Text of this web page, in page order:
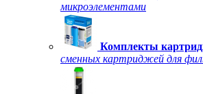
микроэлементами
Комплекты
сменных картриджей для